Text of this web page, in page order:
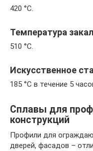
420 °С.
Температура
510 °С.
Искусственное
185 °С в течение 5
Сплавы для
конструкций
Профили для
дверей, фасадов –